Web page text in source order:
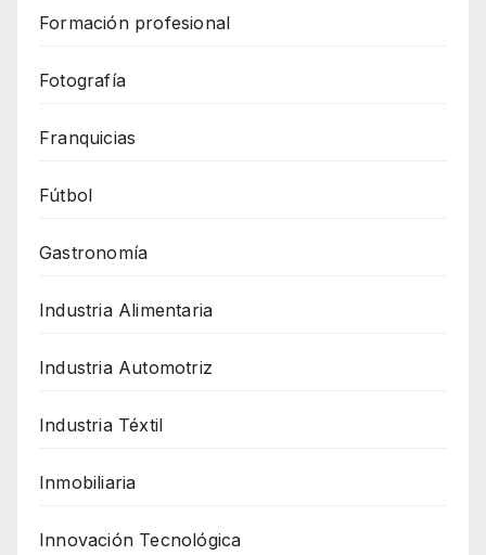
Formación profesional
Fotografía
Franquicias
Fútbol
Gastronomía
Industria Alimentaria
Industria Automotriz
Industria Téxtil
Inmobiliaria
Innovación Tecnológica